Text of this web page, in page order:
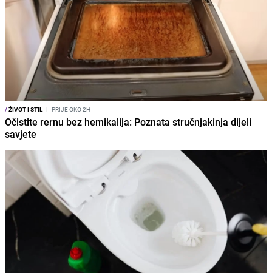
/ŽIVOT I STIL I PRIJE OKO 2H
Očistite rernu bez hemikalija: Poznata stručnjakinja dijeli
savjete